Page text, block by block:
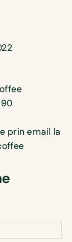
prin email la